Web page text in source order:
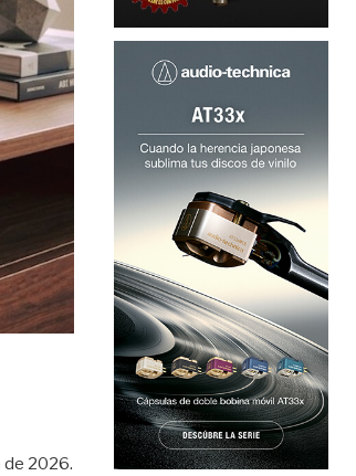
de 2026.